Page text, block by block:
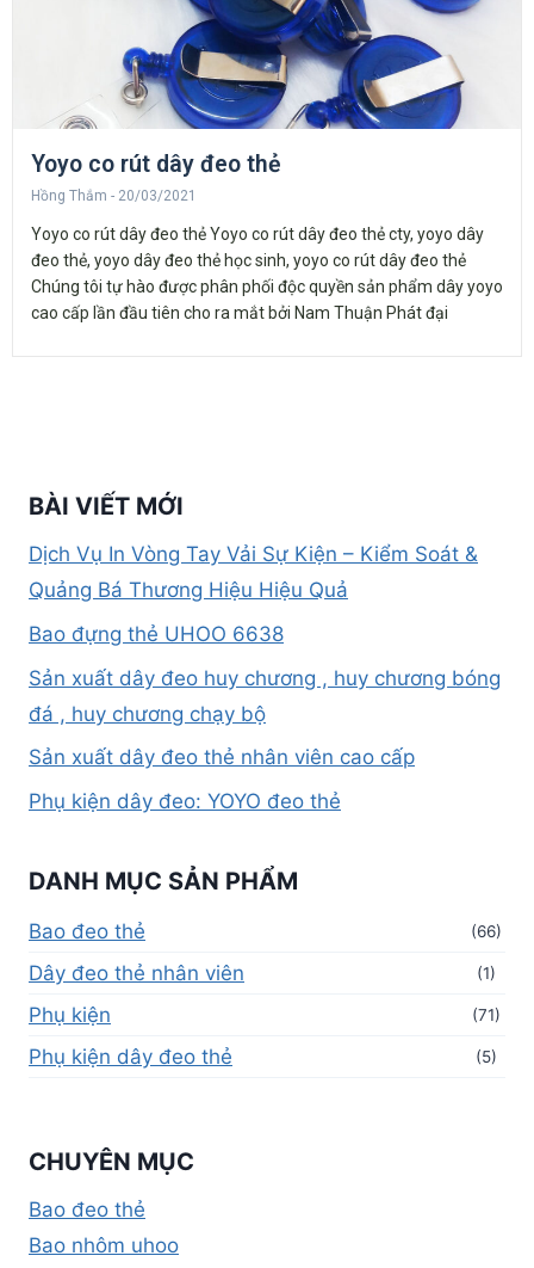
Yoyo co rút dây đeo thẻ
Hồng Thắm 20/03/2021
Yoyo co rút dây đeo thẻ Yoyo co rút dây đeo thẻ cty, yoyo dây
đeo thẻ, yoyo dây đeo thẻ học sinh, yoyo co rút dây đeo thẻ
Chúng tôi tự hào được phân phối độc quyền sản phẩm dây yoyo
cao cấp lần đầu tiên cho ra mắt bởi Nam Thuận Phát đại
BÀI VIẾT MỚI
Dịch Vụ In Vòng Tay Vải Sự Kiện – Kiểm Soát &
Quảng Bá Thương Hiệu Hiệu Quả
Bao đựng thẻ UHOO 6638
Sản xuất dây đeo huy chương , huy chương bóng
đá , huy chương chạy bộ
Sản xuất dây đeo thẻ nhân viên cao cấp
Phụ kiện dây đeo: YOYO đeo thẻ
DANH MỤC SẢN PHẨM
Bao đeo thẻ (66)
Dây đeo thẻ nhân viên (1)
Phụ kiện (71)
Phụ kiện dây đeo thẻ (5)
CHUYÊN MỤC
Bao đeo thẻ
Bao nhôm uhoo